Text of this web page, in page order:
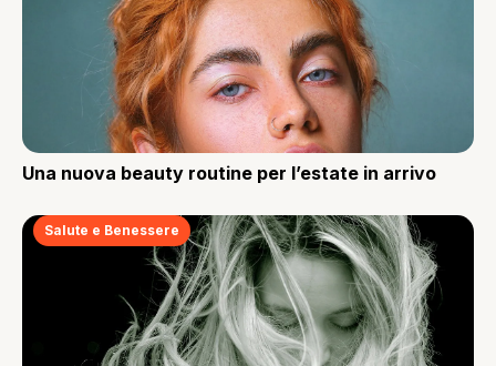
Una nuova beauty routine per l’estate in arrivo
Salute e Benessere